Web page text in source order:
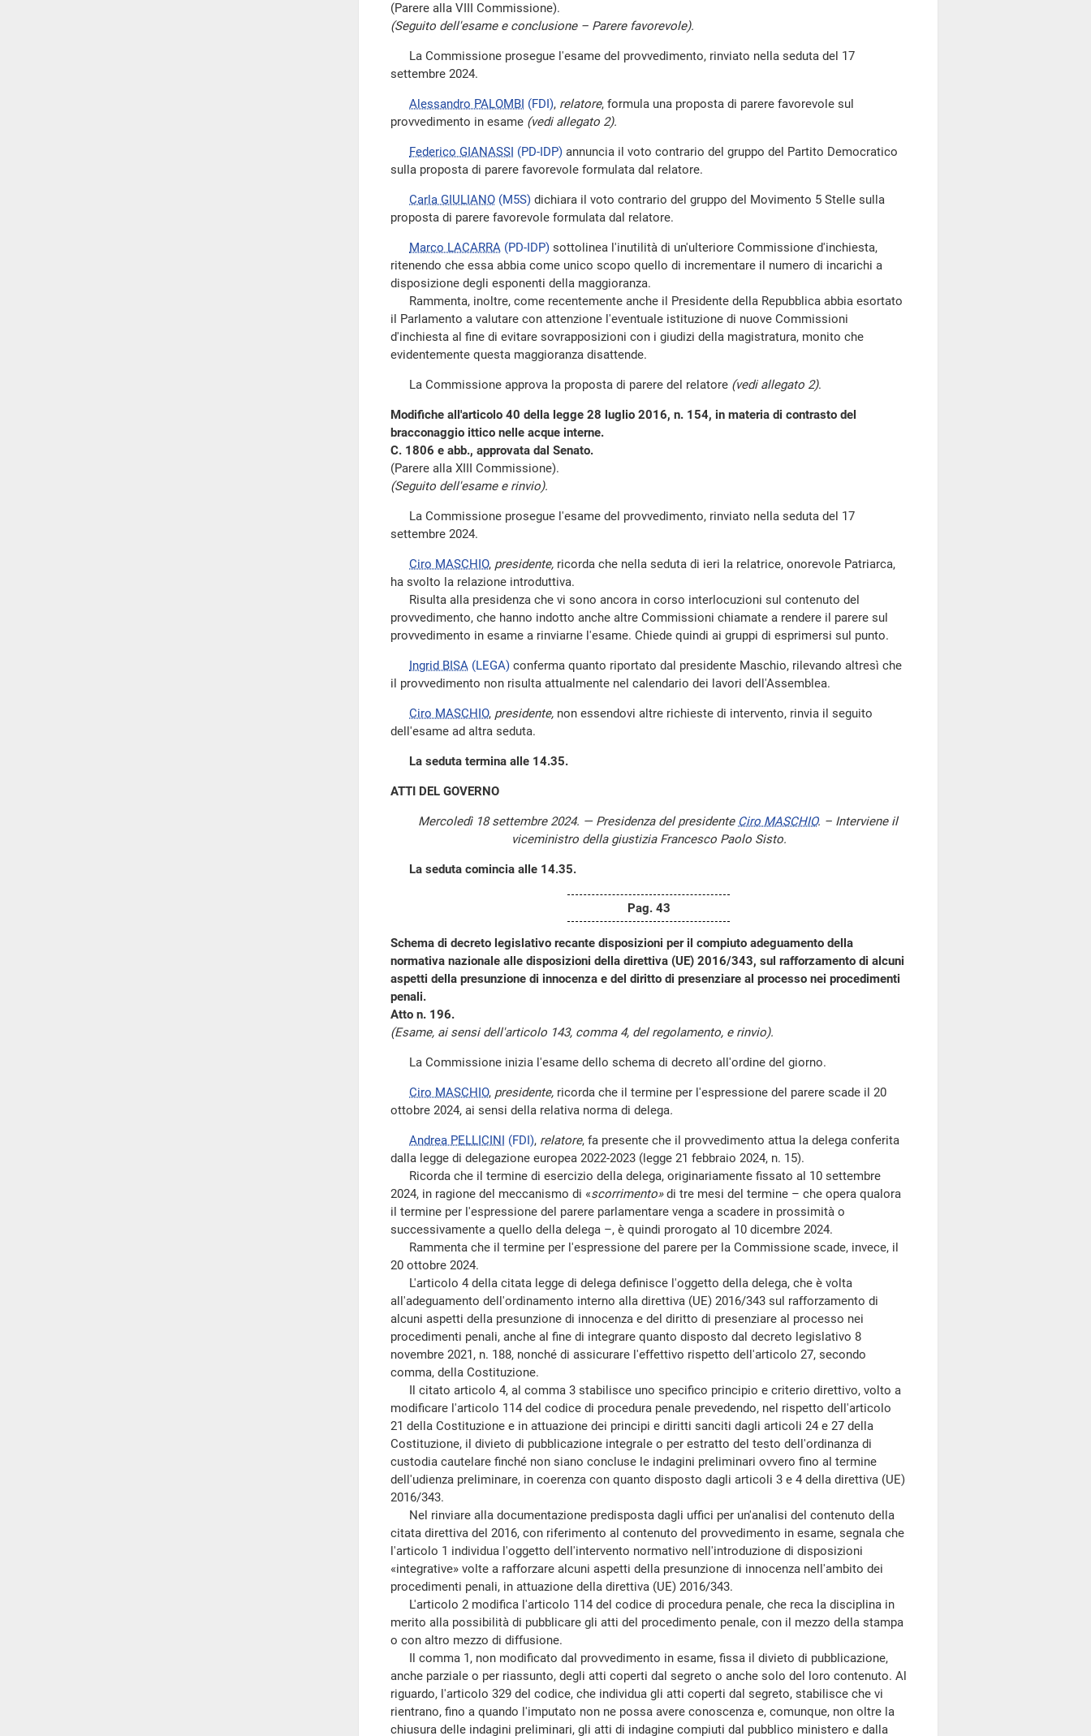
(Parere alla VIII Commissione).
(Seguito dell'esame e conclusione – Parere favorevole).
La Commissione prosegue l'esame del provvedimento, rinviato nella seduta del 17
settembre 2024.
Alessandro PALOMBI (FDI), relatore, formula una proposta di parere favorevole sul
provvedimento in esame (vedi allegato 2).
Federico GIANASSI (PD-IDP) annuncia il voto contrario del gruppo del Partito Democratico
sulla proposta di parere favorevole formulata dal relatore.
Carla GIULIANO (M5S) dichiara il voto contrario del gruppo del Movimento 5 Stelle sulla
proposta di parere favorevole formulata dal relatore.
Marco LACARRA (PD-IDP) sottolinea l'inutilità di un'ulteriore Commissione d'inchiesta,
ritenendo che essa abbia come unico scopo quello di incrementare il numero di incarichi a
disposizione degli esponenti della maggioranza.
Rammenta, inoltre, come recentemente anche il Presidente della Repubblica abbia esortato
il Parlamento a valutare con attenzione l'eventuale istituzione di nuove Commissioni
d'inchiesta al fine di evitare sovrapposizioni con i giudizi della magistratura, monito che
evidentemente questa maggioranza disattende.
La Commissione approva la proposta di parere del relatore (vedi allegato 2).
Modifiche all'articolo 40 della legge 28 luglio 2016, n. 154, in materia di contrasto del
bracconaggio ittico nelle acque interne.
C. 1806 e abb., approvata dal Senato.
(Parere alla XIII Commissione).
(Seguito dell'esame e rinvio).
La Commissione prosegue l'esame del provvedimento, rinviato nella seduta del 17
settembre 2024.
Ciro MASCHIO, presidente, ricorda che nella seduta di ieri la relatrice, onorevole Patriarca,
ha svolto la relazione introduttiva.
Risulta alla presidenza che vi sono ancora in corso interlocuzioni sul contenuto del
provvedimento, che hanno indotto anche altre Commissioni chiamate a rendere il parere sul
provvedimento in esame a rinviarne l'esame. Chiede quindi ai gruppi di esprimersi sul punto.
Ingrid BISA (LEGA) conferma quanto riportato dal presidente Maschio, rilevando altresì che
il provvedimento non risulta attualmente nel calendario dei lavori dell'Assemblea.
Ciro MASCHIO, presidente, non essendovi altre richieste di intervento, rinvia il seguito
dell'esame ad altra seduta.
La seduta termina alle 14.35.
ATTI DEL GOVERNO
Mercoledì 18 settembre 2024. — Presidenza del presidente Ciro MASCHIO. – Interviene il
viceministro della giustizia Francesco Paolo Sisto.
La seduta comincia alle 14.35.
Pag. 43
Schema di decreto legislativo recante disposizioni per il compiuto adeguamento della
normativa nazionale alle disposizioni della direttiva (UE) 2016/343, sul rafforzamento di alcuni
aspetti della presunzione di innocenza e del diritto di presenziare al processo nei procedimenti
penali.
Atto n. 196.
(Esame, ai sensi dell'articolo 143, comma 4, del regolamento, e rinvio).
La Commissione inizia l'esame dello schema di decreto all'ordine del giorno.
Ciro MASCHIO, presidente, ricorda che il termine per l'espressione del parere scade il 20
ottobre 2024, ai sensi della relativa norma di delega.
Andrea PELLICINI (FDI), relatore, fa presente che il provvedimento attua la delega conferita
dalla legge di delegazione europea 2022-2023 (legge 21 febbraio 2024, n. 15).
Ricorda che il termine di esercizio della delega, originariamente fissato al 10 settembre
2024, in ragione del meccanismo di «scorrimento»di tre mesi del termine – che opera qualora
il termine per l'espressione del parere parlamentare venga a scadere in prossimità o
successivamente a quello della delega –, è quindi prorogato al 10 dicembre 2024.
Rammenta che il termine per l'espressione del parere per la Commissione scade, invece, il
20 ottobre 2024.
L'articolo 4 della citata legge di delega definisce l'oggetto della delega, che è volta
all'adeguamento dell'ordinamento interno alla direttiva (UE) 2016/343 sul rafforzamento di
alcuni aspetti della presunzione di innocenza e del diritto di presenziare al processo nei
procedimenti penali, anche al fine di integrare quanto disposto dal decreto legislativo 8
novembre 2021, n. 188, nonché di assicurare l'effettivo rispetto dell'articolo 27, secondo
comma, della Costituzione.
Il citato articolo 4, al comma 3 stabilisce uno specifico principio e criterio direttivo, volto a
modificare l'articolo 114 del codice di procedura penale prevedendo, nel rispetto dell'articolo
21 della Costituzione e in attuazione dei principi e diritti sanciti dagli articoli 24 e 27 della
Costituzione, il divieto di pubblicazione integrale o per estratto del testo dell'ordinanza di
custodia cautelare finché non siano concluse le indagini preliminari ovvero fino al termine
dell'udienza preliminare, in coerenza con quanto disposto dagli articoli 3 e 4 della direttiva (UE)
2016/343.
Nel rinviare alla documentazione predisposta dagli uffici per un'analisi del contenuto della
citata direttiva del 2016, con riferimento al contenuto del provvedimento in esame, segnala che
l'articolo 1 individua l'oggetto dell'intervento normativo nell'introduzione di disposizioni
«integrative» volte a rafforzare alcuni aspetti della presunzione di innocenza nell'ambito dei
procedimenti penali, in attuazione della direttiva (UE) 2016/343.
L'articolo 2 modifica l'articolo 114 del codice di procedura penale, che reca la disciplina in
merito alla possibilità di pubblicare gli atti del procedimento penale, con il mezzo della stampa
o con altro mezzo di diffusione.
Il comma 1, non modificato dal provvedimento in esame, fissa il divieto di pubblicazione,
anche parziale o per riassunto, degli atti coperti dal segreto o anche solo del loro contenuto. Al
riguardo, l'articolo 329 del codice, che individua gli atti coperti dal segreto, stabilisce che vi
rientrano, fino a quando l'imputato non ne possa avere conoscenza e, comunque, non oltre la
chiusura delle indagini preliminari, gli atti di indagine compiuti dal pubblico ministero e dalla